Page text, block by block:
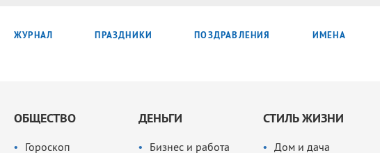
ЖУРНАЛ ПРАЗДНИКИ ПОЗДРАВЛЕНИЯ ИМЕНА
ОБЩЕСТВО
Гороскоп
ДЕНЬГИ
Бизнес и работа
СТИЛЬ ЖИЗНИ
Дом и дача